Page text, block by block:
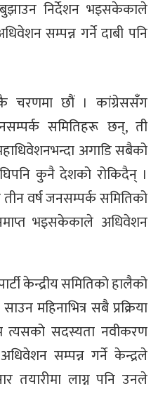
बुझाउन निर्देशन भइसकेकाले
सम्पन्न गर्ने दाबी पनि
चरणमा छौं । कांग्रेससँग
समितिहरू छन्, ती
अगाडि सबैको
कुनै देशको रोकिदैन् ।
वर्ष जनसम्पर्क समितिको
भइसकेकाले अधिवेशन
केन्द्रीय समितिको हालैको
महिनाभित्र सबै प्रक्रिया
त्यसको सदस्यता नवीकरण
सम्पन्न गर्ने केन्द्रले
तयारीमा लाग्न पनि उनले